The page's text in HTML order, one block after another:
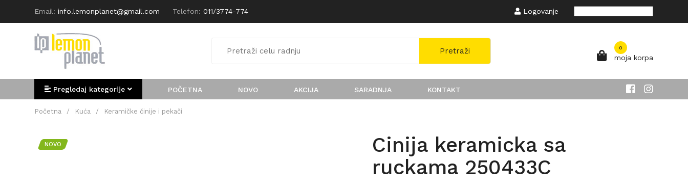
Email: info.lemonplanet@gmail.com Telefon: 011/3774-774 Logovanje
Pretraži 0
moja korpa
Pregledaj kategorije POČETNA NOVO AKCIJA SARADNJA KONTAKT
Početna / Kuća / Keramičke činije i pekači
NOVO
Cinija keramicka sa
ruckama 250433C